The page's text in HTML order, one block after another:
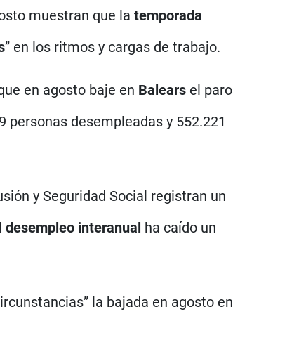
muestran que la temporada
” en los ritmos y cargas de trabajo.
en agosto baje en Balears el paro
desempleadas y 552.221
y Seguridad Social registran un
desempleo interanual ha caído un
la bajada en agosto en